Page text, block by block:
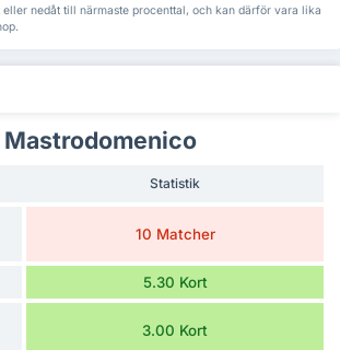
eller nedåt till närmaste procenttal, och kan därför vara lika
Mastrodomenico
Statistik
10 Matcher
5.30 Kort
3.00 Kort